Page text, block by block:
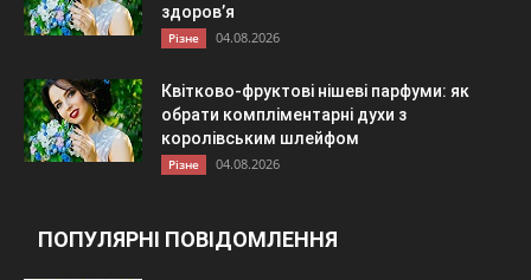
здоров’я
Різне 04.08.2026
Квітково-фруктові нішеві парфуми: як
обрати компліментарні духи з
королівським шлейфом
Різне 04.08.2026
ПОПУЛЯРНІ ПОВІДОМЛЕННЯ